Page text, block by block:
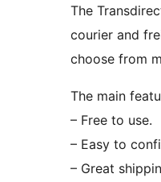
The
courier and
choose from
The main
– Free to use.
– Easy to
– Great